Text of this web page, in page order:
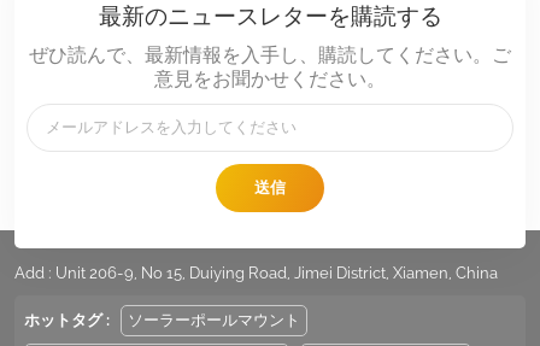
最新のニュースレターを購読する
ぜひ読んで、最新情報を入手し、購読してください。ご
意見をお聞かせください。
送信
Eメール :
Add : Unit 206-9, No 15, Duiying Road, Jimei District, Xiamen, China
ホットタグ : ソーラーポールマウント